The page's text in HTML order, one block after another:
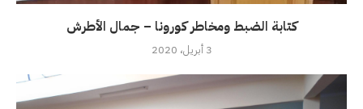
كتابة الضبط ومخاطر كورونا – جمال الأطرش
3 أبريل، 2020